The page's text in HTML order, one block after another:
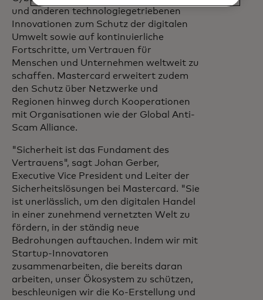
und anderen technologiegetriebenen
Innovationen zum Schutz der digitalen
Umwelt sowie auf kontinuierliche
Fortschritte, um Vertrauen für
Menschen und Unternehmen weltweit zu
schaffen. Mastercard erweitert zudem
den Schutz über Netzwerke und
Regionen hinweg durch Kooperationen
mit Organisationen wie der Global Anti-
Scam Alliance.
"Sicherheit ist das Fundament des
Vertrauens", sagt Johan Gerber,
Executive Vice President und Leiter der
Sicherheitslösungen bei Mastercard. "Sie
ist unerlässlich, um den digitalen Handel
in einer zunehmend vernetzten Welt zu
fördern, in der ständig neue
Bedrohungen auftauchen. Indem wir mit
Startup-Innovatoren
zusammenarbeiten, die bereits daran
arbeiten, unser Ökosystem zu schützen,
beschleunigen wir die Ko-Erstellung und